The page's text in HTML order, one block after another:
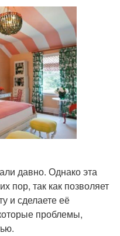
давно. Однако эта
пор, так как позволяет
и сделаете её
проблемы,